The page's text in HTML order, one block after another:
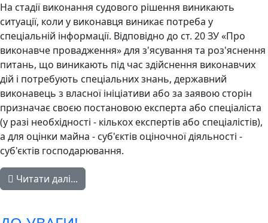
На стадії виконання судового рішення виникають
ситуації, коли у виконавця виникає потреба у
спеціальній інформації. Відповідно до ст. 20 ЗУ «Про
виконавче провадження» для з'ясування та роз'яснення
питань, що виникають під час здійснення виконавчих
дій і потребують спеціальних знань, державний
виконавець з власної ініціативи або за заявою сторін
призначає своєю постановою експерта або спеціаліста
(у разі необхідності - кількох експертів або спеціалістів),
а для оцінки майна - суб'єктів оціночної діяльності -
суб'єктів господарювання.
Читати далі...